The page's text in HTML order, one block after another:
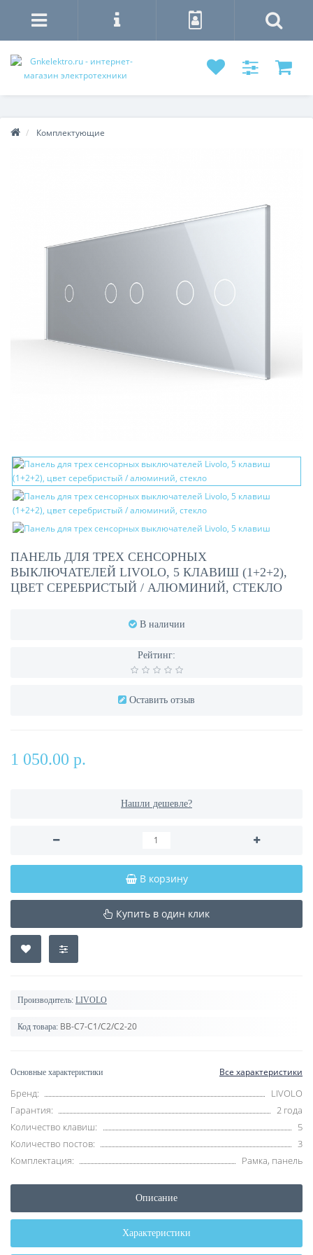
Комплектующие
ПАНЕЛЬ ДЛЯ ТРЕХ СЕНСОРНЫХ
ВЫКЛЮЧАТЕЛЕЙ LIVOLO, 5 КЛАВИШ (1+2+2),
ЦВЕТ СЕРЕБРИСТЫЙ / АЛЮМИНИЙ, СТЕКЛО
В наличии
Рейтинг:
Оставить отзыв
1 050.00 р.
Нашли дешевле?
В корзину
Купить в один клик
Производитель: LIVOLO
Код товара: BB-C7-C1/C2/C2-20
Основные характеристики Все характеристики
Бренд:
LIVOLO
Гарантия:
2 года
Количество клавиш:
5
Количество постов:
3
Комплектация:
Рамка, панель
Описание
Характеристики